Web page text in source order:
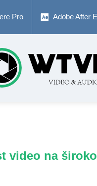
Pro Adobe After
video na